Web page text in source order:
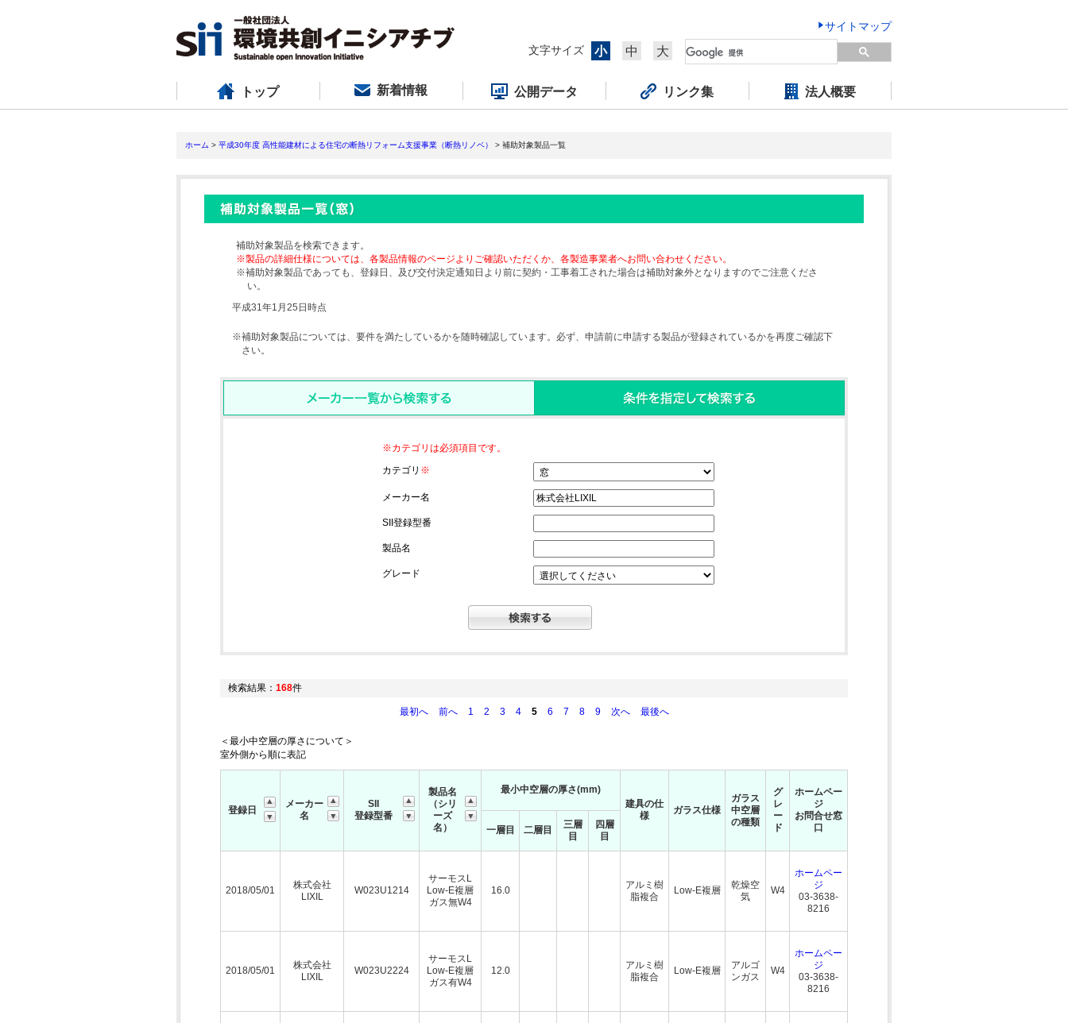
サイトマップ
文字サイズ
小 中 大
トップ 新着情報 公開データ リンク集 法人概要
ホーム > 平成30年度 高性能建材による住宅の断熱リフォーム支援事業（断熱リノベ） > 補助対象製品一覧
補助対象製品を検索できます。
※製品の詳細仕様については、各製品情報のページよりご確認いただくか、各製造事業者へお問い合わせください。
※補助対象製品であっても、登録日、及び交付決定通知日より前に契約・工事着工された場合は補助対象外となりますのでご注意くださ
い。
平成31年1月25日時点
※補助対象製品については、要件を満たしているかを随時確認しています。必ず、申請前に申請する製品が登録されているかを再度ご確認下
さい。
※カテゴリは必須項目です。
カテゴリ ※
メーカー名
SII登録型番
製品名
グレード
検索結果： 168件
最初へ 前へ 1 2 3 4 5 6 7 8 9 次へ 最後へ
＜最小中空層の厚さについて＞
室外側から順に表記
登録日
メーカー
名
SII
登録型番
製品名
（シリ
ーズ
名）
最小中空層の厚さ(mm)
建具の仕
様
ガラス仕様
ガラス
中空層
の種類
グ
レ
ー
ド
ホームペー
ジ
お問合せ窓
口
一層目 二層目
三層
目
四層
目
2018/05/01
株式会社
LIXIL
W023U1214
サーモスL
Low-E複層
ガス無W4
16.0
アルミ樹
脂複合
Low-E複層
乾燥空
気
W4
ホームペー
ジ
03-3638-
8216
2018/05/01
株式会社
LIXIL
W023U2224
サーモスL
Low-E複層
ガス有W4
12.0
アルミ樹
脂複合
Low-E複層
アルゴ
ンガス
W4
ホームペー
ジ
03-3638-
8216